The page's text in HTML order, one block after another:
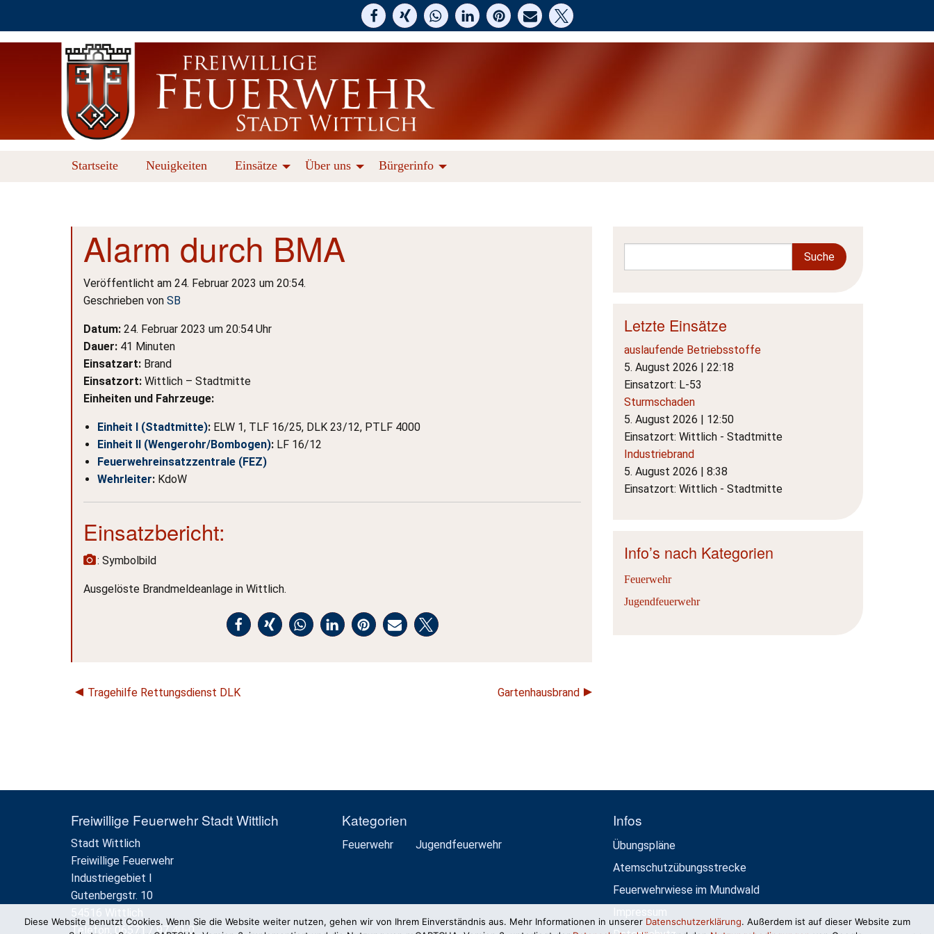
Startseite Neuigkeiten Einsätze Über uns Bürgerinfo
Alarm durch BMA
Veröffentlicht am 24. Februar 2023 um 20:54.
Geschrieben von SB
Datum: 24. Februar 2023 um 20:54 Uhr
Dauer: 41 Minuten
Einsatzart: Brand
Einsatzort: Wittlich – Stadtmitte
Einheiten und Fahrzeuge:
Einheit I (Stadtmitte): ELW 1, TLF 16/25, DLK 23/12, PTLF 4000
Einheit II (Wengerohr/Bombogen): LF 16/12
Feuerwehreinsatzzentrale (FEZ)
Wehrleiter: KdoW
Einsatzbericht:
: Symbolbild
Ausgelöste Brandmeldeanlage in Wittlich.
Tragehilfe Rettungsdienst DLK Gartenhausbrand
Letzte Einsätze
auslaufende Betriebsstoffe
5. August 2026 | 22:18
Einsatzort: L-53
Sturmschaden
5. August 2026 | 12:50
Einsatzort: Wittlich - Stadtmitte
Industriebrand
5. August 2026 | 8:38
Einsatzort: Wittlich - Stadtmitte
Info’s nach Kategorien
Feuerwehr
Jugendfeuerwehr
Freiwillige Feuerwehr Stadt Wittlich
Stadt Wittlich
Freiwillige Feuerwehr
Industriegebiet I
Gutenbergstr. 10
Telefon: 06571 / 97 40-0
Kategorien
Feuerwehr Jugendfeuerwehr
Infos
Übungspläne
Atemschutzübungsstrecke
Feuerwehrwiese im Mundwald
Diese Website benutzt Cookies. Wenn Sie die Website weiter nutzen, gehen wir von Ihrem Einverständnis aus. Mehr Informationen in unserer Datenschutzerklärung. Außerdem ist auf dieser Website zum